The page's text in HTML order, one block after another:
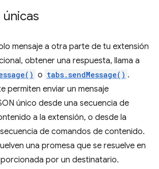
mensaje a otra parte de tu extensión
obtener una respuesta, llama a
o tabs.sendMessage() .
permiten enviar un mensaje
único desde una secuencia de
a la extensión, o desde la
de comandos de contenido.
una promesa que se resuelve en
por un destinatario.